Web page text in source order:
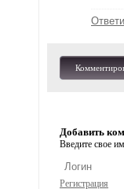
Добавить
Введите свое
Регистрация